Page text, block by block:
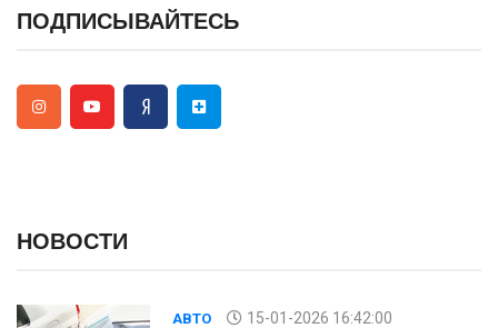
ПОДПИСЫВАЙТЕСЬ
НОВОСТИ
АВТО 15-01-2026 16:42:00